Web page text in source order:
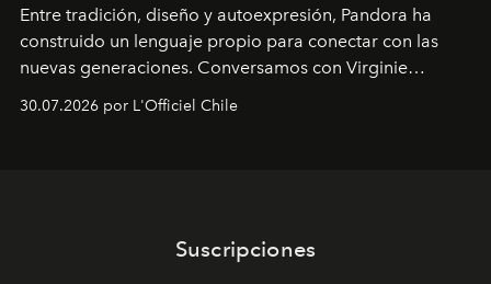
Entre tradición, diseño y autoexpresión, Pandora ha
construido un lenguaje propio para conectar con las
nuevas generaciones. Conversamos con Virginie
Dubray, la responsable de marketing para
Latinoamérica, sobre identidad, cultura y el valor
30.07.2026 por L'Officiel Chile
Suscripciones